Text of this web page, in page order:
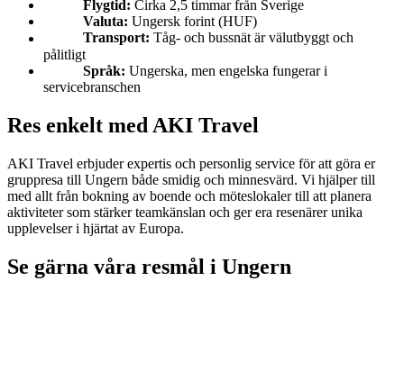
Flygtid: Cirka 2,5 timmar från Sverige
Valuta: Ungersk forint (HUF)
Transport: Tåg- och bussnät är välutbyggt och
pålitligt
Språk: Ungerska, men engelska fungerar i
servicebranschen
Res enkelt med AKI Travel
AKI Travel erbjuder expertis och personlig service för att göra er
gruppresa till Ungern både smidig och minnesvärd. Vi hjälper till
med allt från bokning av boende och möteslokaler till att planera
aktiviteter som stärker teamkänslan och ger era resenärer unika
upplevelser i hjärtat av Europa.
Se gärna våra resmål i Ungern